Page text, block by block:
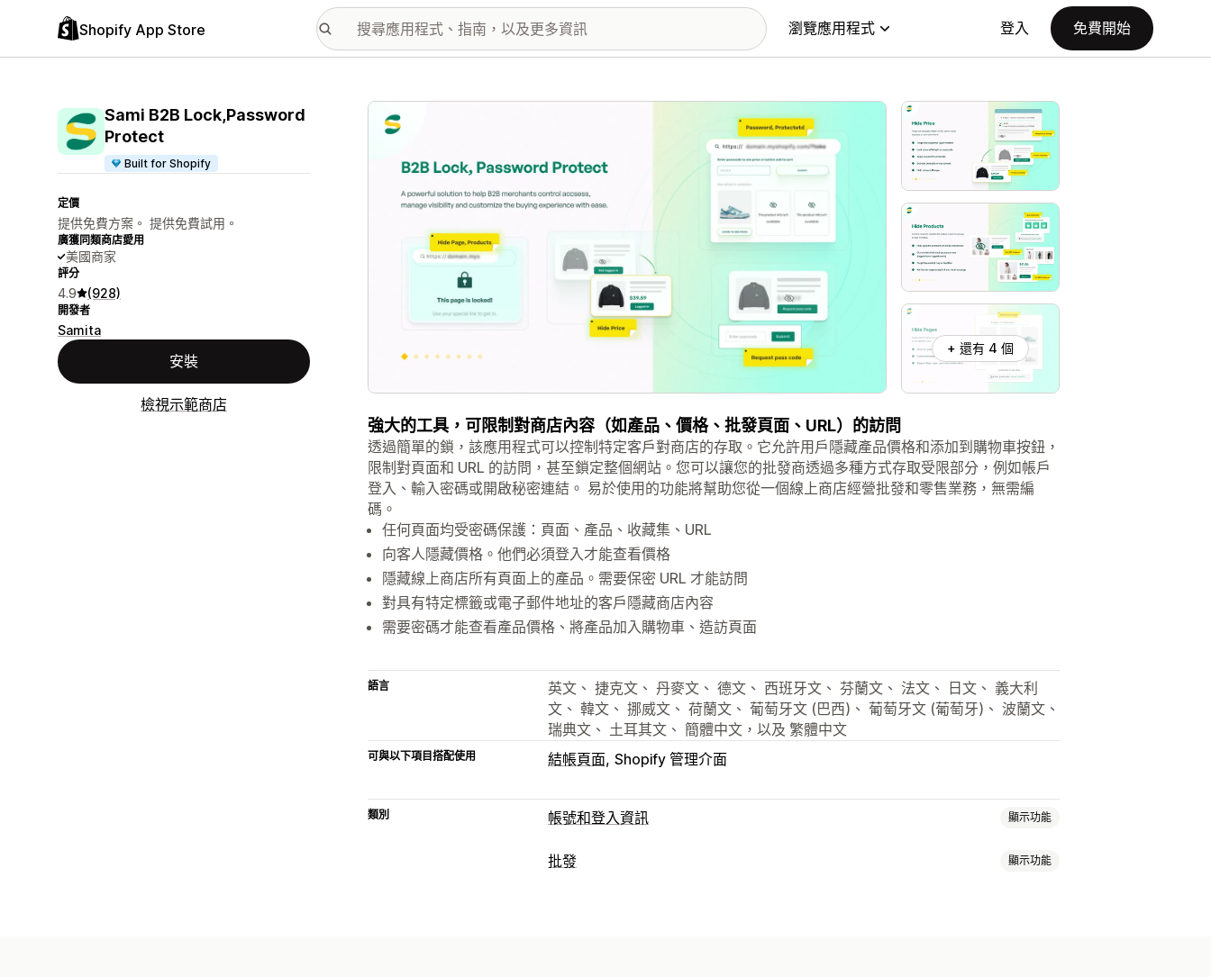
Shopify App Store 瀏覽應用程式 登入 免費開始
Sami B2B Lock,Password
Protect
Built for Shopify
定價
提供免費方案。 提供免費試用。
廣獲同類商店愛用
美國商家
評分
4.9 (928)
開發者
Samita
安裝
檢視示範商店
主要圖片圖庫
+ 還有 4 個
強大的工具，可限制對商店內容（如產品、價格、批發頁面、URL）的訪問
透過簡單的鎖，該應用程式可以控制特定客戶對商店的存取。它允許用戶隱藏產品價格和添加到購物車按鈕，
限制對頁面和 URL 的訪問，甚至鎖定整個網站。您可以讓您的批發商透過多種方式存取受限部分，例如帳戶
登入、輸入密碼或開啟秘密連結。 易於使用的功能將幫助您從一個線上商店經營批發和零售業務，無需編
碼。
任何頁面均受密碼保護：頁面、產品、收藏集、URL
向客人隱藏價格。他們必須登入才能查看價格
隱藏線上商店所有頁面上的產品。需要保密 URL 才能訪問
對具有特定標籤或電子郵件地址的客戶隱藏商店內容
需要密碼才能查看產品價格、將產品加入購物車、造訪頁面
語言
英文、 捷克文、 丹麥文、 德文、 西班牙文、 芬蘭文、 法文、 日文、 義大利
文、 韓文、 挪威文、 荷蘭文、 葡萄牙文 (巴西)、 葡萄牙文 (葡萄牙)、 波蘭文、
瑞典文、 土耳其文、 簡體中文，以及 繁體中文
可與以下項目搭配使用 結帳頁面 Shopify 管理介面
類別 帳號和登入資訊 顯示功能
客戶登入
批發 顯示功能